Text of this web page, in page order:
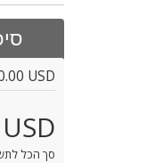
USD
סך הכל